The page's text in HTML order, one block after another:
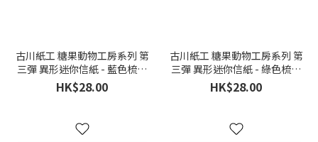
古川紙工 糖果動物工房系列 第
三彈 異形迷你信紙 - 藍色梳打
海豹〈夏季限定〉
HK$28.00
古川紙工 糖果動物工房系列 第
三彈 異形迷你信紙 - 綠色梳打
海豹〈夏季限定〉
HK$28.00